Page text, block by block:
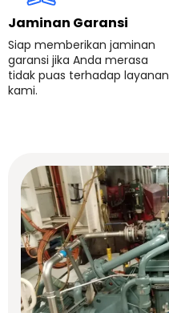
Jaminan Garansi
Siap memberikan jaminan
garansi jika Anda merasa
tidak puas terhadap layanan
kami.